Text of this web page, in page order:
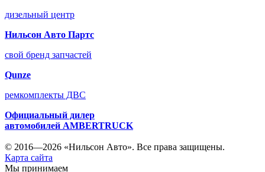
дизельный центр
Нильсон Авто Партс
свой бренд запчастей
Qunze
ремкомплекты ДВС
Официальный дилер
автомобилей AMBERTRUCK
© 2016—2026 «Нильсон Авто». Все права защищены.
Карта сайта
Мы принимаем